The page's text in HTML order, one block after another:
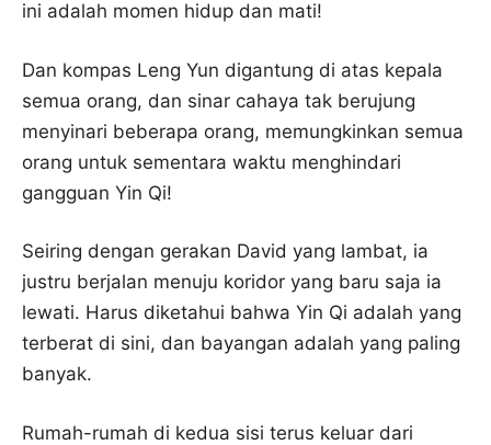
ini adalah momen hidup dan mati!
Dan kompas Leng Yun digantung di atas kepala
semua orang, dan sinar cahaya tak berujung
menyinari beberapa orang, memungkinkan semua
orang untuk sementara waktu menghindari
gangguan Yin Qi!
Seiring dengan gerakan David yang lambat, ia
justru berjalan menuju koridor yang baru saja ia
lewati. Harus diketahui bahwa Yin Qi adalah yang
terberat di sini, dan bayangan adalah yang paling
banyak.
Rumah-rumah di kedua sisi terus keluar dari